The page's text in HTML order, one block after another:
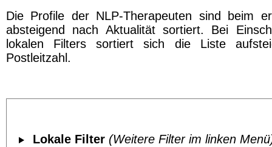
Die Profile der NLP-Therapeuten sind beim
absteigend nach Aktualität sortiert. Bei
lokalen Filters sortiert sich die Liste
Postleitzahl.
Lokale Filter (Weitere Filter im linken